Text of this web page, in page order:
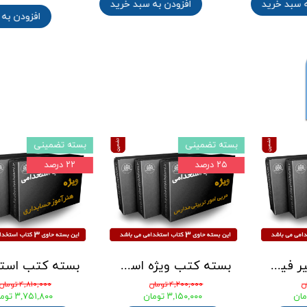
افزودن افزودن به سبد خرید سبد خرید
۴,۲۰۰,۰۰۰ تومان
۳,۱۵۰,۰۰۰
بسته تضمینی
۲۵ درصد
۴,۱۰۰,۰۰۰ تومان
۳,۰۷۵,۰۰۰ تومان
بسته تضمینی
۲۵ درصد